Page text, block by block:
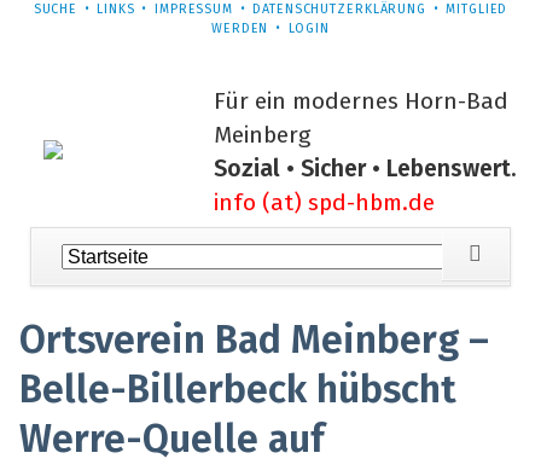
NAVIGATION
SUCHE LINKS IMPRESSUM DATENSCHUTZERKLÄRUNG
MITGLIED
WERDEN
LOGIN
Für ein modernes Horn-Bad
Meinberg
Sozial • Sicher • Lebenswert.
info (at) spd-hbm.de
Navigation
überspringen
Ortsverein Bad Meinberg –
Belle-Billerbeck hübscht
Werre-Quelle auf